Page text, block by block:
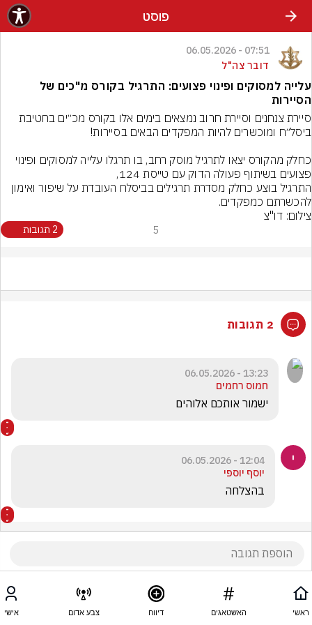
פוסט
07:51 - 06.05.2026
דובר צה"ל
עלייה למסוקים ופינוי פצועים: התרגיל בקורס מ"כים של
הסיירות
להכשרתם כמפקדים.
צילום: דו"צ
5 2 תגובות
2 תגובות
13:23 - 06.05.2026
חמוס רחמים
ישמור אותכם אלוהים
12:04 - 06.05.2026
יוסף יוספי
בהצלחה
ראשי האשטאגים דיווח צבע אדום אישי